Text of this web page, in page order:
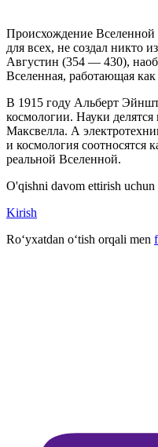
Происхождение
для всех, не создал никто
Августин (354 — 430),
Вселенная, работающая
В 1915 году Альберт
космологии. Науки
Максвелла. А
и космология соотносятся
реальной Вселенной.
O'qishni davom ettirish
Kirish
Roʻyxatdan oʻtish orqali men